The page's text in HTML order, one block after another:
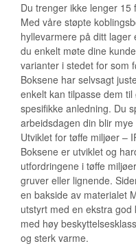
Du trenger ikke lenger 15
Med våre støpte
hyllevarmere på ditt lager
du enkelt møte dine
varianter i stedet for som
Boksene har selvsagt
enkelt kan tilpasse dem
spesifikke anledning. Du
arbeidsdagen din blir mye
Utviklet for tøffe miljøer –
Boksene er utviklet og
utfordringene i tøffe
gruver eller lignende.
en bakside av materialet
utstyrt med en ekstra
med høy
og sterk varme.